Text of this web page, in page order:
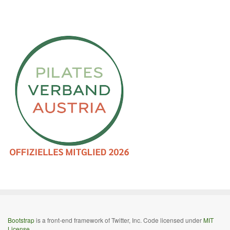
Bootstrapis a front-end framework of Twitter, Inc. Code licensed underMIT